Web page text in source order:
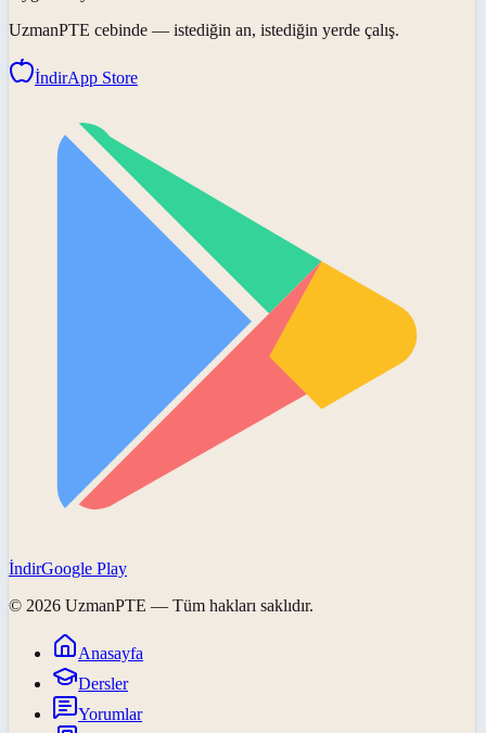
UzmanPTE cebinde — istediğin an, istediğin yerde çalış.
İndirApp Store
İndirGoogle Play
© 2026 UzmanPTE — Tüm hakları saklıdır.
Anasayfa
Dersler
Yorumlar